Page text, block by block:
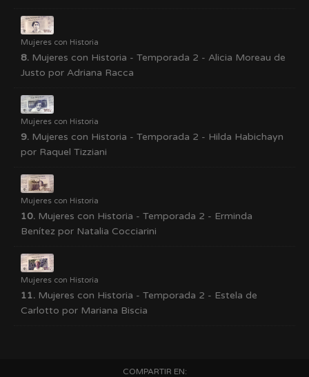
Mujeres con Historia
8. Mujeres con Historia - Temporada 2 - Alicia Moreau de
Justo por Adriana Racca
Mujeres con Historia
9. Mujeres con Historia - Temporada 2 - Hilda Habichayn
por Raquel Tizziani
Mujeres con Historia
10. Mujeres con Historia - Temporada 2 - Erminda
Benítez por Natalia Cocciarini
Mujeres con Historia
11. Mujeres con Historia - Temporada 2 - Estela de
Carlotto por Mariana Biscia
COMPARTIR EN: